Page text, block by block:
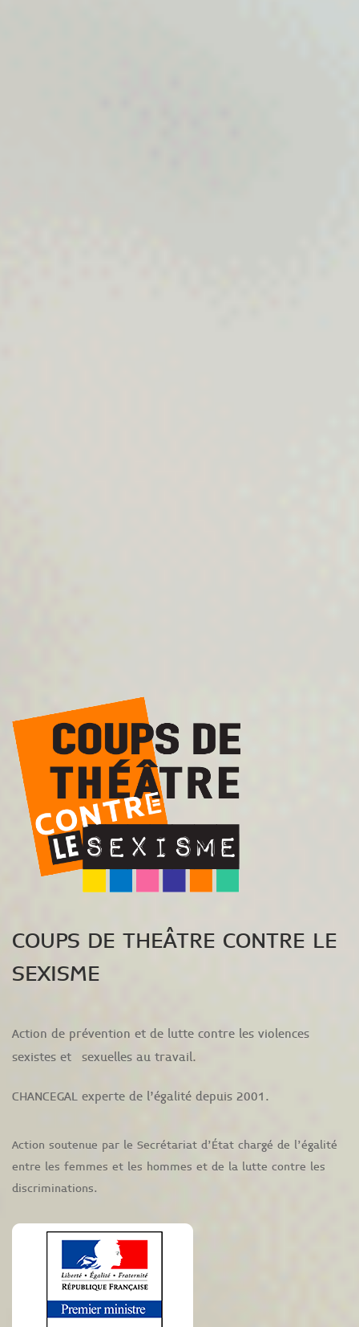
COUPS DE THEÂTRE CONTRE LE
SEXISME
Action de prévention et de lutte contre les violences
sexistes et sexuelles au travail.
CHANCEGAL experte de l’égalité depuis 2001.
Action soutenue par le Secrétariat d’État chargé de l’égalité
entre les femmes et les hommes et de la lutte contre les
discriminations.